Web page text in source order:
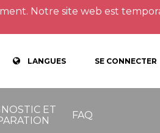
Notre site web est
LANGUES SE CONNECTER
ET
FAQ